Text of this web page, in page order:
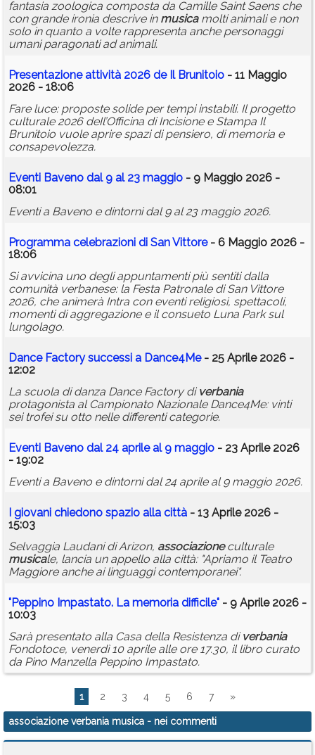
fantasia zoologica composta da Camille Saint Saens che
con grande ironia descrive in musicamolti animali e non
solo in quanto a volte rappresenta anche personaggi
umani paragonati ad animali.
Presentazione attività 2026 de Il Brunitoio - 11 Maggio
2026 - 18:06
Fare luce: proposte solide per tempi instabili. Il progetto
culturale 2026 deIl’Officina di Incisione e Stampa Il
Brunitoio vuole aprire spazi di pensiero, di memoria e
consapevolezza.
Eventi Baveno dal 9 al 23 maggio - 9 Maggio 2026 -
08:01
Eventi a Baveno e dintorni dal 9 al 23 maggio 2026.
Programma celebrazioni di San Vittore- 6 Maggio 2026 -
18:06
Si avvicina uno degli appuntamenti più sentiti dalla
comunità verbanese: la Festa Patronale di San Vittore
2026, che animerà Intra con eventi religiosi, spettacoli,
momenti di aggregazione e il consueto Luna Park sul
lungolago.
Dance Factory successi a Dance4Me- 25 Aprile 2026 -
12:02
La scuola di danza Dance Factory di verbania
protagonista al Campionato Nazionale Dance4Me: vinti
sei trofei su otto nelle differenti categorie.
Eventi Baveno dal 24 aprile al 9 maggio - 23 Aprile 2026
- 19:02
Eventi a Baveno e dintorni dal 24 aprile al 9 maggio 2026.
I giovani chiedono spazio alla città - 13 Aprile 2026 -
15:03
Selvaggia Laudani di Arizon, associazioneculturale
musicale, lancia un appello alla città: "Apriamo il Teatro
Maggiore anche ai linguaggi contemporanei".
"Peppino Impastato. La memoria difficile" - 9 Aprile 2026 -
10:03
Sarà presentato alla Casa della Resistenza di verbania
Fondotoce, venerdì 10 aprile alle ore 17.30, il libro curato
da Pino Manzella Peppino Impastato.
1 2 3 4 5 6 7 »
associazione verbania musica - nei commenti